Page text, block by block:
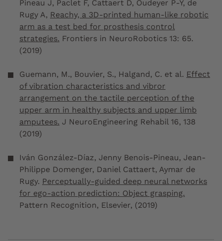
Pineau J, Paclet F, Cattaert D, Oudeyer P-Y, de
Rugy A, Reachy, a 3D-printed human-like robotic
arm as a test bed for prosthesis control
strategies. Frontiers in NeuroRobotics 13: 65.
(2019)
Guemann, M., Bouvier, S., Halgand, C. et al. Effect
of vibration characteristics and vibror
arrangement on the tactile perception of the
upper arm in healthy subjects and upper limb
amputees. J NeuroEngineering Rehabil16, 138
(2019)
Iván González-Díaz, Jenny Benois-Pineau, Jean-
Philippe Domenger, Daniel Cattaert, Aymar de
Rugy. Perceptually-guided deep neural networks
for ego-action prediction: Object grasping.
Pattern Recognition, Elsevier, (2019)